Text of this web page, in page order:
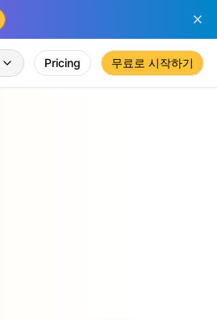
Pricing 무료로 시작하기